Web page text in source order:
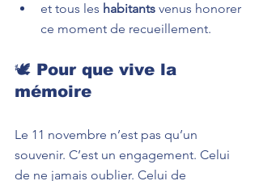
et tous les habitants venus honorer
ce moment de recueillement.
🕊️ Pour que vive la
mémoire
Le 11 novembre n’est pas qu’un
souvenir. C’est un engagement. Celui
de ne jamais oublier. Celui de